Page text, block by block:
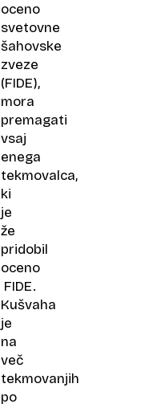
oceno
svetovne
šahovske
zveze
(FIDE),
mora
premagati
vsaj
enega
tekmovalca,
ki
je
že
pridobil
oceno​
FIDE.
Kušvaha
je
na
več
tekmovanjih
po